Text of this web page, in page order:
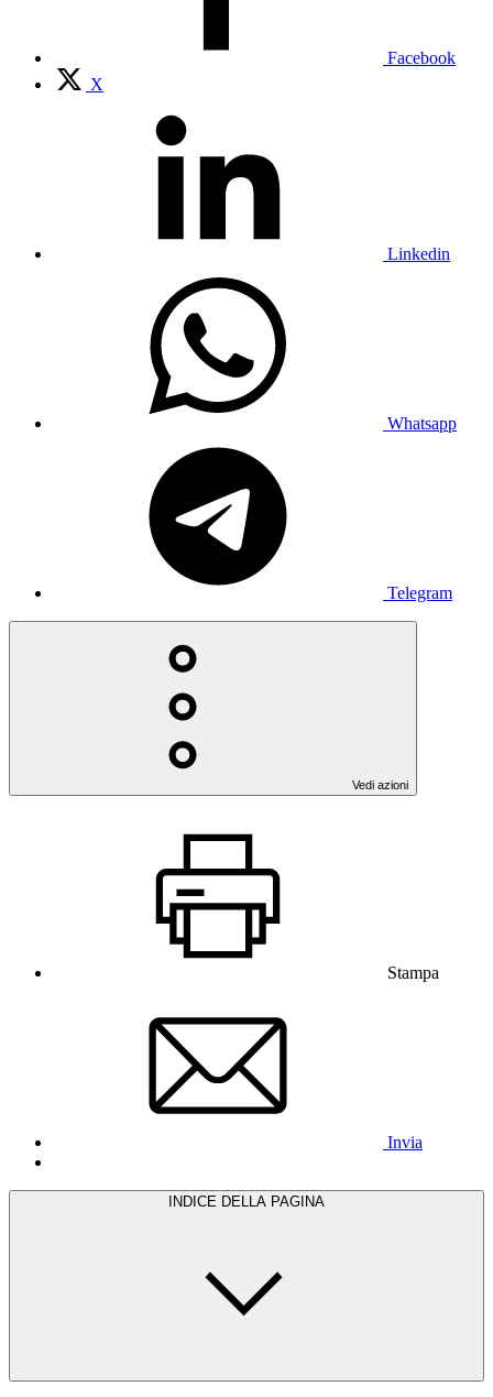
Facebook
X
Linkedin
Whatsapp
Telegram
Vedi azioni
Stampa
Invia
INDICE DELLA PAGINA